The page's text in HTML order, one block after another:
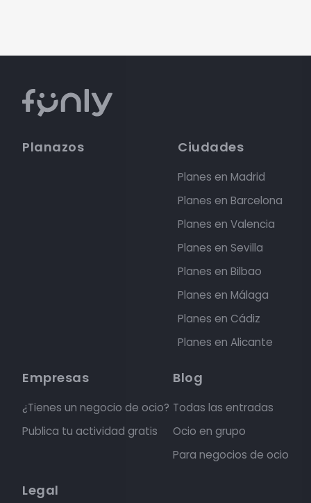
Planazos Ciudades
Planes en Madrid
Planes en Barcelona
Planes en Valencia
Planes en Sevilla
Planes en Bilbao
Planes en Málaga
Planes en Cádiz
Planes en Alicante
Empresas
¿Tienes un negocio de ocio?
Publica tu actividad gratis
Blog
Todas las entradas
Ocio en grupo
Para negocios de ocio
Legal